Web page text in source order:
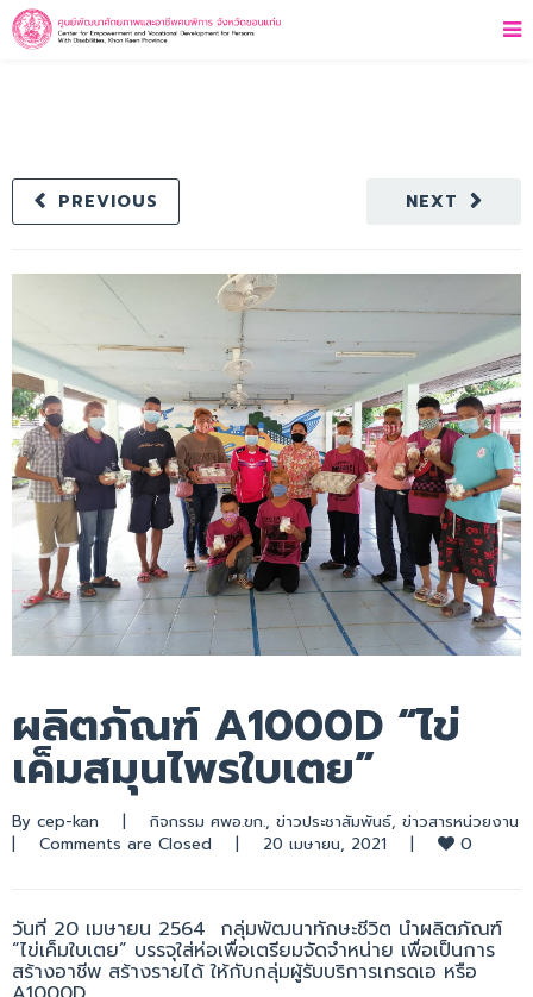
NEXT
PREVIOUS
ผลิตภัณฑ์ A1000D “ไข่
เค็มสมุนไพรใบเตย”
By cep-kan | กิจกรรม ศพอ.ขก., ข่าวประชาสัมพันธ์, ข่าวสารหน่วยงาน
|
Comments are Closed | 20 เมษายน, 2021 | 0
วันที่ 20 เมษายน 2564 กลุ่มพัฒนาทักษะชีวิต นำผลิตภัณฑ์
“ไข่เค็มใบเตย” บรรจุใส่ห่อเพื่อเตรียมจัดจำหน่าย เพื่อเป็นการ
สร้างอาชีพ สร้างรายได้ ให้กับกลุ่มผู้รับบริการเกรดเอ หรือ